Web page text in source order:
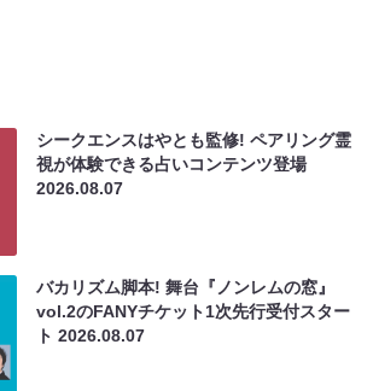
シークエンスはやとも監修! ペアリング霊
視が体験できる占いコンテンツ登場
2026.08.07
バカリズム脚本! 舞台『ノンレムの窓』
vol.2のFANYチケット1次先行受付スター
ト2026.08.07